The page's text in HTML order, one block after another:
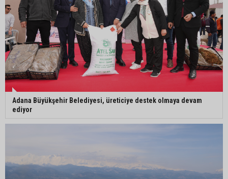
Mustafa Özkan: "Yüreğir Belediye Başkan
Vekilliği seçimine ilişkin hukuki süreç başlatıldı"
Adana Büyükşehir Belediyesi, üreticiye destek olmaya devam
ediyor